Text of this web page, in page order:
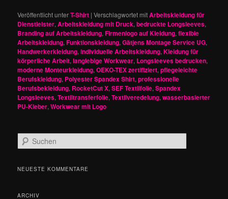
Veröffentlicht unterT-Shirt |Verschlagwortet mitArbeitskleidung für
Dienstleister,Arbeitskleidung mit Druck,bedruckte Longsleeves,
Branding auf Arbeitskleidung,Firmenlogo auf Kleidung,flexible
Arbeitskleidung,Funktionskleidung,Gätjens Montage Service UG,
Handwerkerkleidung,individuelle Arbeitskleidung,Kleidung für
körperliche Arbeit,langlebige Workwear, Longsleeves bedrucken,
moderne Monteurkleidung,OEKO-TEX zertifiziert,pflegeleichte
Berufskleidung, Polyester Spandex Shirt,professionelle
Berufsbekleidung, RocketCut X,SEF Textilfolie,Spandex
Longsleeves,Textiltransferfolie,Textilveredelung,wasserbasierter
PU-Kleber,Workwear mit Logo
u
h
NEUESTE KOMMENTARE
ARCHIV